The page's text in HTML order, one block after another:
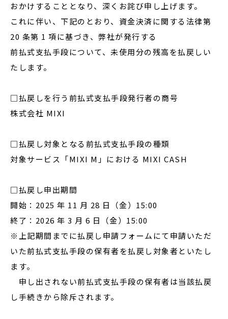
おかけすることとなり、深くお詫び申し上げます。
これに伴い、下記のとおり、資金決済に関する法律第
20 条第 1 項に基づき、弊社が発行する
前払式支払手段について、未使用分の残高を払戻しい
たします。
□払戻しを行う前払式支払手段発行者の商号
株式会社 MIXI
□払戻し対象となる前払式支払手段の種類
対象サービス「MIXI M」における MIXI CASH
□払戻し申出期間
開始：2025 年 11 月 28 日（金）15:00
終了：2026 年 3 月 6 日（金）15:00
※上記期間までに払戻し申請フォームにて申請いただ
いた前払式支払手段の保有者を払戻し対象者といたし
ます。
申し出されない前払式支払手段の保有者は当該払戻
し手続きから除斥されます。